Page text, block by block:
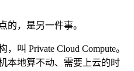
的，是另一件事。
叫 Private Cloud Compute。
本地算不动、需要上云的时